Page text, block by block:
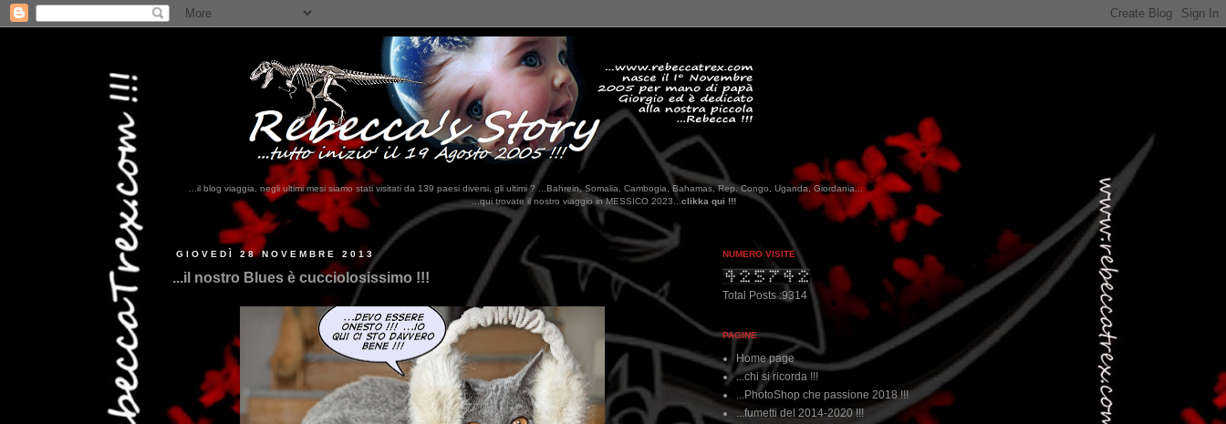
...il blog viaggia, negli ultimi mesi siamo stati visitati da 139 paesi diversi, gli ultimi ? ...Bahrein, Somalia, Cambogia, Bahamas, Rep. Congo, Uganda, Giordania...
...qui trovate il nostro viaggio in MESSICO 2023...clikka qui !!!
GIOVEDÌ 28 NOVEMBRE 2013
...il nostro Blues è cucciolosissimo !!!
NUMERO VISITE
Total Posts :9314
PAGINE
Home page
...chi si ricorda !!!
...PhotoShop che passione 2018 !!!
...fumetti del 2014-2020 !!!